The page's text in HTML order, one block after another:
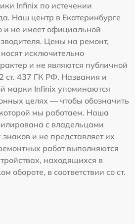
Infinix по истечении
Наш центр в Екатеринбурге
и не имеет официальной
Цены на ремонт,
исключительно
и не являются публичной
ст. 437 ГК РФ. Названия и
марки Infinix упоминаются
целях — чтобы обозначить
мы работаем. Наша
с владельцами
и не представляет их
работ выполняются
находящихся в
обороте, в соответствии со ст.